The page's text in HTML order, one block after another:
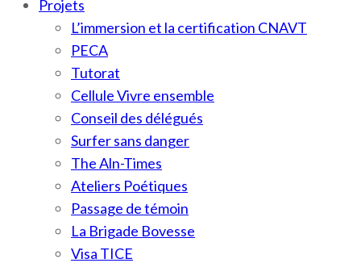
Projets
L’immersion et la certification CNAVT
PECA
Tutorat
Cellule Vivre ensemble
Conseil des délégués
Surfer sans danger
The Aln-Times
Ateliers Poétiques
Passage de témoin
La Brigade Bovesse
Visa TICE